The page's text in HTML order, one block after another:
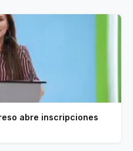
abre inscripciones